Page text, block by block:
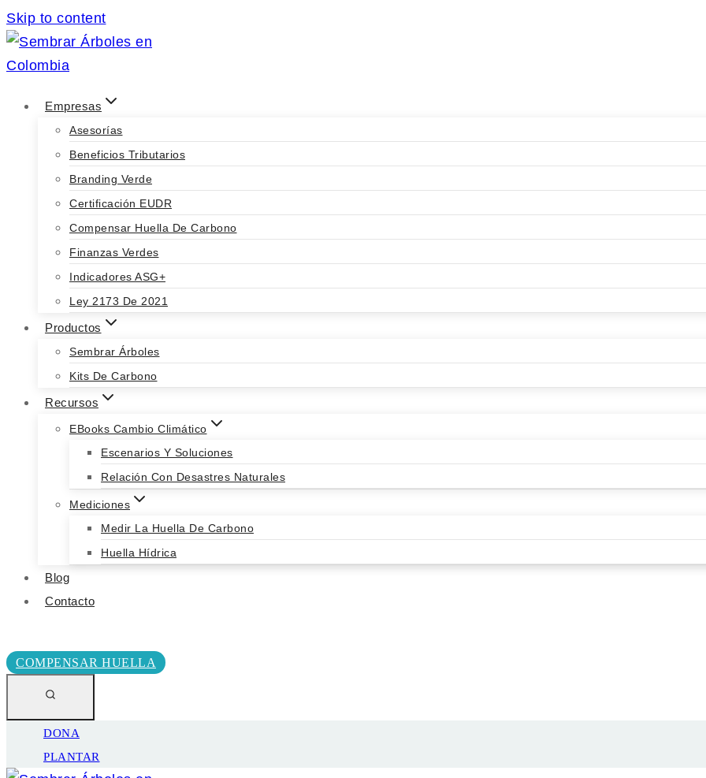
Skip to content
Empresas
Asesorías
Beneficios Tributarios
Branding Verde
Certificación EUDR
Compensar Huella De Carbono
Finanzas Verdes
Indicadores ASG+
Ley 2173 De 2021
Productos
Sembrar Árboles
Kits De Carbono
Recursos
EBooks Cambio Climático
Escenarios Y Soluciones
Relación Con Desastres Naturales
Mediciones
Medir La Huella De Carbono
Huella Hídrica
Blog
Contacto
COMPENSAR HUELLA
DONA
PLANTAR